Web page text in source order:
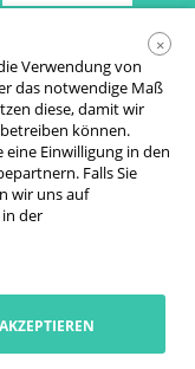
×
Verwendung von
das notwendige Maß
diese, damit wir
können.
eine Einwilligung in den
Falls Sie
wir uns auf
der
AKZEPTIEREN